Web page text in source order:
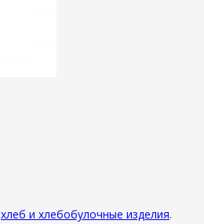
хлеб и хлебобулочные изделия.